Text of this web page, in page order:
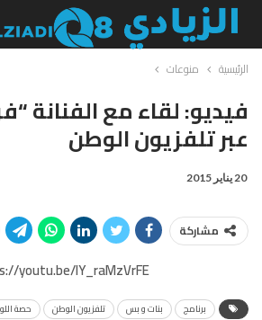
الرئيسية منوعات
فيديو: لقاء مع الفنانة
عبر تلفزيون الوطن
20 يناير 2015
مشاركة
youtu.be/lY_raMzVrFE
برنامج بنات و بس تلفزيون الوطن حصة